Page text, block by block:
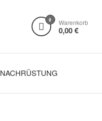
0 Warenkorb
0,00 €
NACHRÜSTUNG